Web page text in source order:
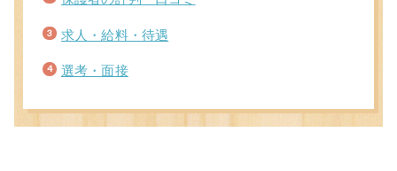
求人・給料・待遇
選考・面接